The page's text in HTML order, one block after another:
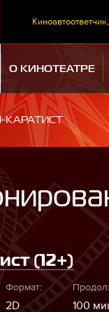
Киноавтоответчик,
О КИНОТЕАТРЕ
(12+)
Формат:
2D 100